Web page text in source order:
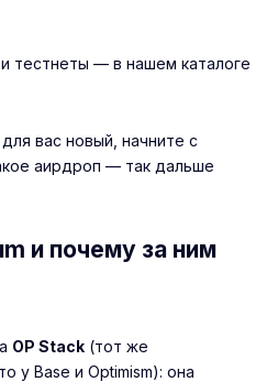
тестнеты — в нашем каталоге
вас новый, начните с
аирдроп — так дальше
и почему за ним
OP Stack (тот же
у Base и Optimism): она